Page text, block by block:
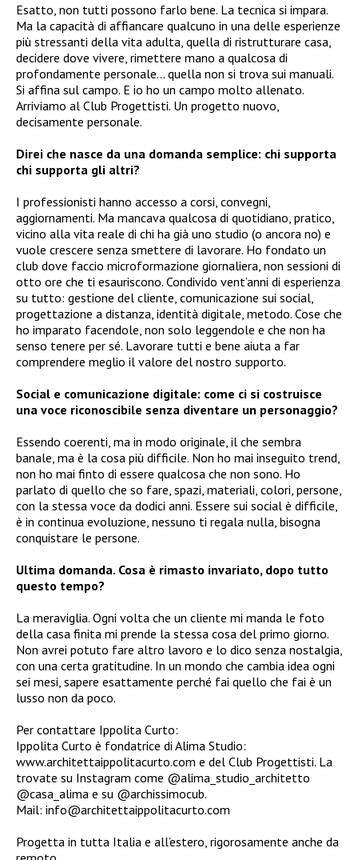
Esatto, non tutti possono farlo bene. La tecnica si impara.
Ma la capacità di affiancare qualcuno in una delle esperienze
più stressanti della vita adulta, quella di ristrutturare casa,
decidere dove vivere, rimettere mano a qualcosa di
profondamente personale… quella non si trova sui manuali.
Si affina sul campo. E io ho un campo molto allenato.
Arriviamo al Club Progettisti. Un progetto nuovo,
decisamente personale.
Direi che nasce da una domanda semplice: chi supporta
chi supporta gli altri?
I professionisti hanno accesso a corsi, convegni,
aggiornamenti. Ma mancava qualcosa di quotidiano, pratico,
vicino alla vita reale di chi ha già uno studio (o ancora no) e
vuole crescere senza smettere di lavorare. Ho fondato un
club dove faccio microformazione giornaliera, non sessioni di
otto ore che ti esauriscono. Condivido vent’anni di esperienza
su tutto: gestione del cliente, comunicazione sui social,
progettazione a distanza, identità digitale, metodo. Cose che
ho imparato facendole, non solo leggendole e che non ha
senso tenere per sé. Lavorare tutti e bene aiuta a far
comprendere meglio il valore del nostro supporto.
Social e comunicazione digitale: come ci si costruisce
una voce riconoscibile senza diventare un personaggio?
Essendo coerenti, ma in modo originale, il che sembra
banale, ma è la cosa più difficile. Non ho mai inseguito trend,
non ho mai finto di essere qualcosa che non sono. Ho
parlato di quello che so fare, spazi, materiali, colori, persone,
con la stessa voce da dodici anni. Essere sui social è difficile,
è in continua evoluzione, nessuno ti regala nulla, bisogna
conquistare le persone.
Ultima domanda. Cosa è rimasto invariato, dopo tutto
questo tempo?
La meraviglia. Ogni volta che un cliente mi manda le foto
della casa finita mi prende la stessa cosa del primo giorno.
Non avrei potuto fare altro lavoro e lo dico senza nostalgia,
con una certa gratitudine. In un mondo che cambia idea ogni
sei mesi, sapere esattamente perché fai quello che fai è un
lusso non da poco.
Per contattare Ippolita Curto:
Ippolita Curto è fondatrice di Alima Studio:
www.architettaippolitacurto.com e del Club Progettisti. La
trovate su Instagram come @alima_studio_architetto
@casa_alima e su @archissimocub.
Mail: info@architettaippolitacurto.com
Progetta in tutta Italia e all’estero, rigorosamente anche da